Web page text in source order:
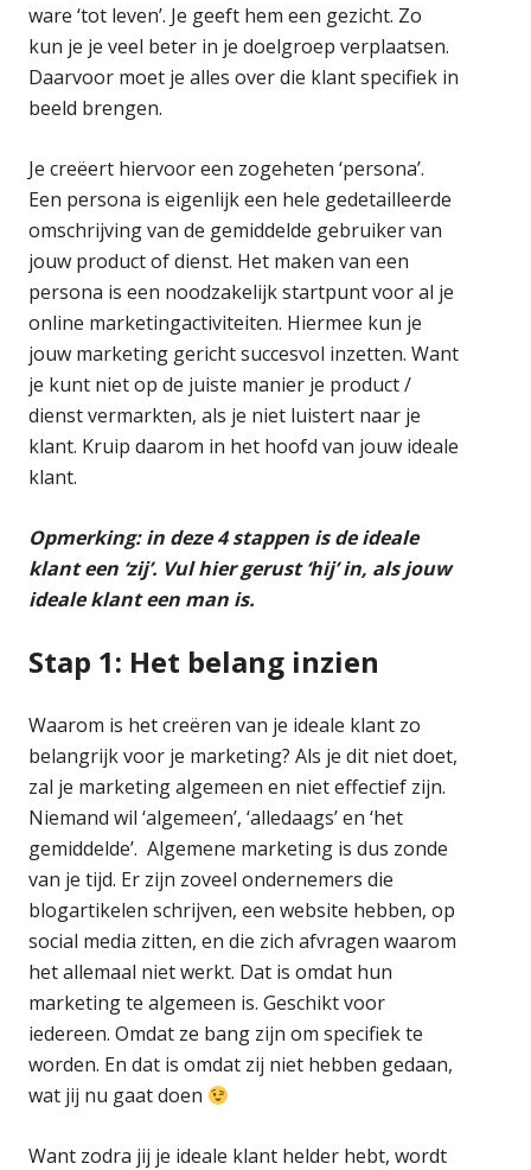
ware ‘tot leven’. Je geeft hem een gezicht. Zo
kun je je veel beter in je doelgroep verplaatsen.
Daarvoor moet je alles over die klant specifiek in
beeld brengen.
Je creëert hiervoor een zogeheten ‘persona’.
Een persona is eigenlijk een hele gedetailleerde
omschrijving van de gemiddelde gebruiker van
jouw product of dienst. Het maken van een
persona is een noodzakelijk startpunt voor al je
online marketingactiviteiten. Hiermee kun je
jouw marketing gericht succesvol inzetten. Want
je kunt niet op de juiste manier je product /
dienst vermarkten, als je niet luistert naar je
klant. Kruip daarom in het hoofd van jouw ideale
klant.
Opmerking: in deze 4 stappen is de ideale
klant een ‘zij’. Vul hier gerust ‘hij’ in, als jouw
ideale klant een man is.
Stap 1: Het belang inzien
Waarom is het creëren van je ideale klant zo
belangrijk voor je marketing? Als je dit niet doet,
zal je marketing algemeen en niet effectief zijn.
Niemand wil ‘algemeen’, ‘alledaags’ en ‘het
gemiddelde’. Algemene marketing is dus zonde
van je tijd. Er zijn zoveel ondernemers die
blogartikelen schrijven, een website hebben, op
social media zitten, en die zich afvragen waarom
het allemaal niet werkt. Dat is omdat hun
marketing te algemeen is. Geschikt voor
iedereen. Omdat ze bang zijn om specifiek te
worden. En dat is omdat zij niet hebben gedaan,
wat jij nu gaat doen
Want zodra jij je ideale klant helder hebt, wordt